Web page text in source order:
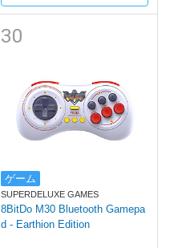
30
ゲーム
SUPERDELUXE GAMES
8BitDo M30 Bluetooth Gamepa
d - Earthion Edition